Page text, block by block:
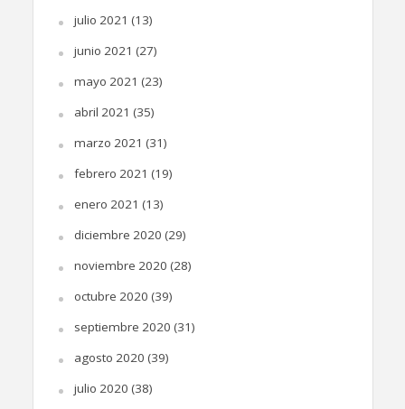
julio 2021 (13)
junio 2021 (27)
mayo 2021 (23)
abril 2021 (35)
marzo 2021 (31)
febrero 2021 (19)
enero 2021 (13)
diciembre 2020 (29)
noviembre 2020 (28)
octubre 2020 (39)
septiembre 2020 (31)
agosto 2020 (39)
julio 2020 (38)